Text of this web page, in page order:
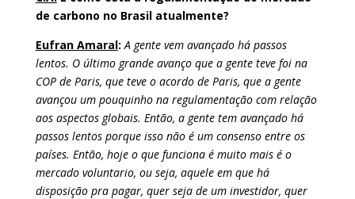
de carbono no Brasil atualmente?
Eufran Amaral: A gente vem avançado há passos
lentos. O último grande avanço que a gente teve foi na
COP de Paris, que teve o acordo de Paris, que a gente
avançou um pouquinho na regulamentação com relação
aos aspectos globais. Então, a gente tem avançado há
passos lentos porque isso não é um consenso entre os
países. Então, hoje o que funciona é muito mais é o
mercado voluntario, ou seja, aquele em que há
disposição pra pagar, quer seja de um investidor, quer